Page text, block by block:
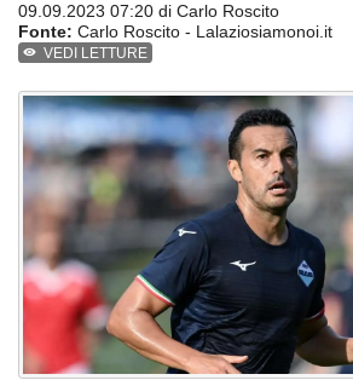
09.09.2023 07:20 di Carlo Roscito
Fonte: Carlo Roscito - Lalaziosiamonoi.it
VEDI LETTURE